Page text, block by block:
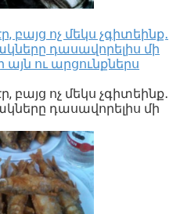
բայց ոչ մեկս չգիտեինք․
դասավորելիս մի
ու արցունքներս
բայց ոչ մեկս չգիտեինք․
դասավորելիս մի